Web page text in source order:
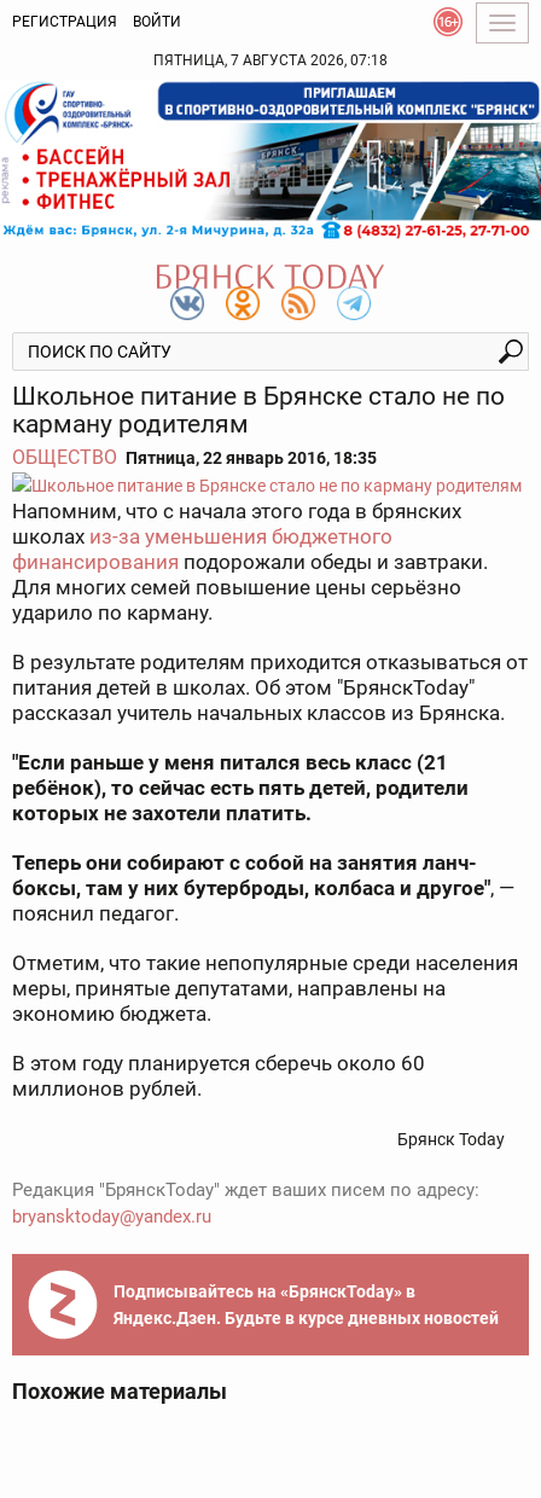
РЕГИСТРАЦИЯ ВОЙТИ
ПЯТНИЦА, 7 АВГУСТА 2026, 07:18
Школьное питание в Брянске стало не по
карману родителям
ОБЩЕСТВО Пятница, 22 январь 2016, 18:35
Напомним, что с начала этого года в брянских
школах из-за уменьшения бюджетного
финансирования подорожали обеды и завтраки.
Для многих семей повышение цены серьёзно
ударило по карману.
В результате родителям приходится отказываться от
питания детей в школах. Об этом "БрянскToday"
рассказал учитель начальных классов из Брянска.
"Если раньше у меня питался весь класс (21
ребёнок), то сейчас есть пять детей, родители
которых не захотели платить.
Теперь они собирают с собой на занятия ланч-
боксы, там у них бутерброды, колбаса и другое", —
пояснил педагог.
Отметим, что такие непопулярные среди населения
меры, принятые депутатами, направлены на
экономию бюджета.
В этом году планируется сберечь около 60
миллионов рублей.
Брянск Today
Редакция "БрянскToday" ждет ваших писем по адресу:
bryansktoday@yandex.ru
Подписывайтесь на «БрянскToday» в
Яндекс.Дзен. Будьте в курсе дневных новостей
Похожие материалы